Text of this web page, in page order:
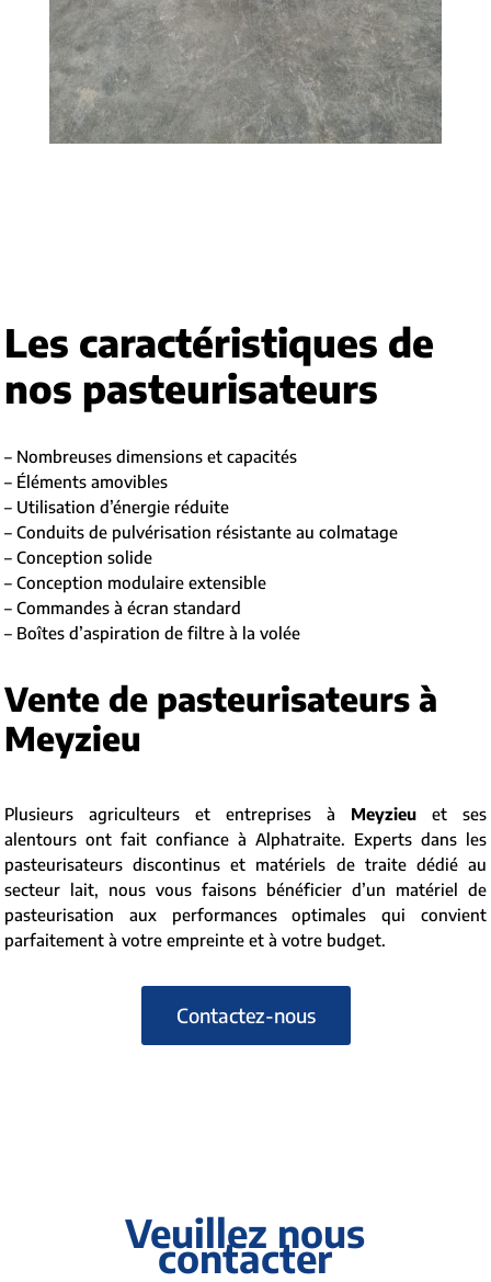
Les caractéristiques de
nos pasteurisateurs
– Nombreuses dimensions et capacités
– Éléments amovibles
– Utilisation d’énergie réduite
– Conduits de pulvérisation résistante au colmatage
– Conception solide
– Conception modulaire extensible
– Commandes à écran standard
– Boîtes d’aspiration de filtre à la volée
Vente de pasteurisateurs à
Meyzieu
Plusieurs agriculteurs et entreprises à Meyzieuet ses
alentours ont fait confiance à Alphatraite. Experts dans les
pasteurisateurs discontinus et matériels de traite dédié au
secteur lait, nous vous faisons bénéficier d’un matériel de
pasteurisation aux performances optimales qui convient
parfaitement à votre empreinte et à votre budget.
Contactez-nous
Veuillez nous
contacter